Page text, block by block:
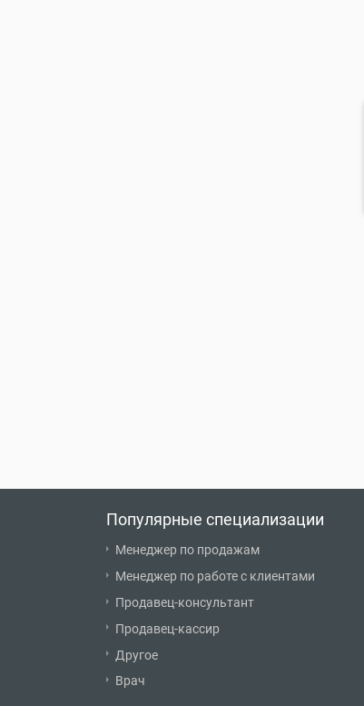
Популярные специализации
Менеджер по продажам
Менеджер по работе с клиентами
Продавец-консультант
Продавец-кассир
Другое
Врач